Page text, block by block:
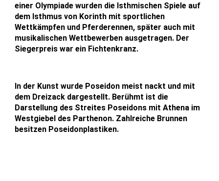
einer Olympiade wurden die Isthmischen Spiele auf
dem Isthmus von Korinth mit sportlichen
Wettkämpfen und Pferderennen, später auch mit
musikalischen Wettbewerben ausgetragen. Der
Siegerpreis war ein Fichtenkranz.
In der Kunst wurde Poseidon meist nackt und mit
dem Dreizack dargestellt. Berühmt ist die
Darstellung des Streites Poseidons mit Athena im
Westgiebel des Parthenon. Zahlreiche Brunnen
besitzen Poseidonplastiken.